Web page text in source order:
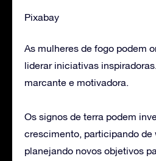
Pixabay
As mulheres de fogo podem
liderar iniciativas
marcante e motivadora.
Os signos de terra podem
crescimento, participando de
planejando novos objetivos